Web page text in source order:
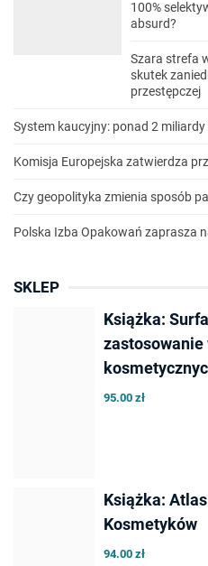
100%
absurd?
Szara strefa
skutek
przestępczej
System kaucyjny: ponad 2
Komisja Europejska zatwierdza
Czy geopolityka zmienia sposób
Polska Izba Opakowań zaprasza
SKLEP
Książka:
95.00 zł
Książka:
Kosmetyków
94.00 zł